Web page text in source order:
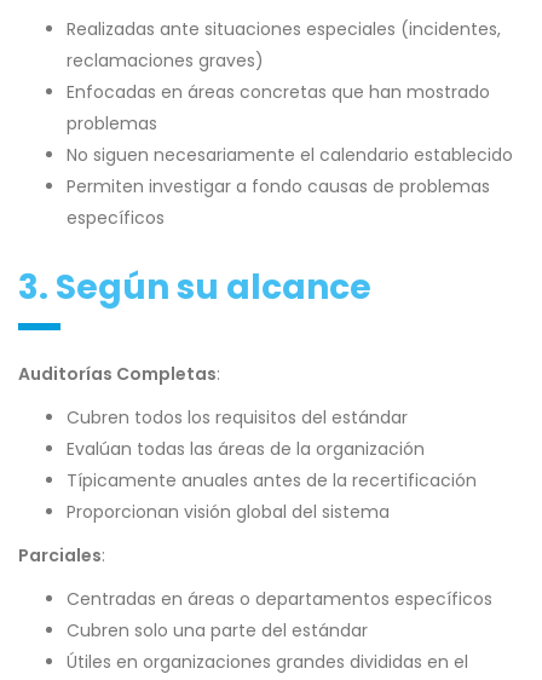
Realizadas ante situaciones especiales (incidentes,
reclamaciones graves)
Enfocadas en áreas concretas que han mostrado
problemas
No siguen necesariamente el calendario establecido
Permiten investigar a fondo causas de problemas
específicos
3. Según su alcance
Auditorías Completas:
Cubren todos los requisitos del estándar
Evalúan todas las áreas de la organización
Típicamente anuales antes de la recertificación
Proporcionan visión global del sistema
Parciales:
Centradas en áreas o departamentos específicos
Cubren solo una parte del estándar
Útiles en organizaciones grandes divididas en el